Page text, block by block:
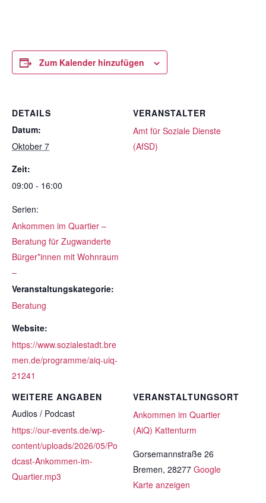
Zum Kalender hinzufügen
DETAILS
Datum:
Oktober 7
Zeit:
09:00 - 16:00
Serien:
Ankommen im Quartier –
Beratung für Zugwanderte
Bürger*innen mit Wohnraum
–
Veranstaltungskategorie:
Beratung
Website:
https://www.sozialestadt.bre
men.de/programme/aiq-uiq-
21241
VERANSTALTUNGSORT
Ankommen im Quartier
(AiQ) Kattenturm
Gorsemannstraße 26
Bremen, 28277 Google
Karte anzeigen
VERANSTALTER
Amt für Soziale Dienste
(AfSD)
WEITERE ANGABEN
Audios / Podcast
https://our-events.de/wp-
content/uploads/2026/05/Po
dcast-Ankommen-im-
Quartier.mp3